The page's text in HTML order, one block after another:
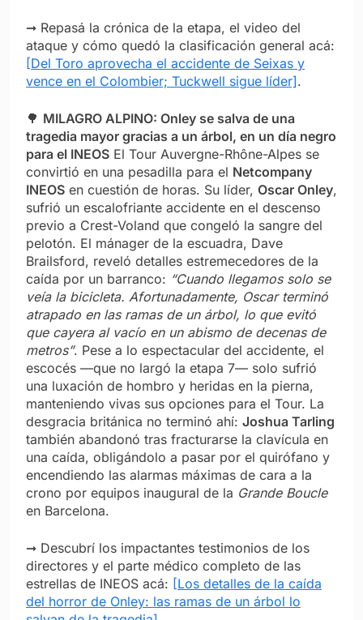
➞ Repasá la crónica de la etapa, el video del
ataque y cómo quedó la clasificación general acá:
[Del Toro aprovecha el accidente de Seixas y
vence en el Colombier; Tuckwell sigue líder].
🌳 MILAGRO ALPINO: Onley se salva de una
tragedia mayor gracias a un árbol, en un día negro
para el INEOS El Tour Auvergne-Rhône-Alpes se
convirtió en una pesadilla para el Netcompany
INEOS en cuestión de horas. Su líder, Oscar Onley,
sufrió un escalofriante accidente en el descenso
previo a Crest-Voland que congeló la sangre del
pelotón. El mánager de la escuadra, Dave
Brailsford, reveló detalles estremecedores de la
caída por un barranco: “Cuando llegamos solo se
veía la bicicleta. Afortunadamente, Oscar terminó
atrapado en las ramas de un árbol, lo que evitó
que cayera al vacío en un abismo de decenas de
metros”. Pese a lo espectacular del accidente, el
escocés —que no largó la etapa 7— solo sufrió
una luxación de hombro y heridas en la pierna,
manteniendo vivas sus opciones para el Tour. La
desgracia británica no terminó ahí: Joshua Tarling
también abandonó tras fracturarse la clavícula en
una caída, obligándolo a pasar por el quirófano y
encendiendo las alarmas máximas de cara a la
crono por equipos inaugural de la Grande Boucle
en Barcelona.
➞ Descubrí los impactantes testimonios de los
directores y el parte médico completo de las
estrellas de INEOS acá: [Los detalles de la caída
del horror de Onley: las ramas de un árbol lo